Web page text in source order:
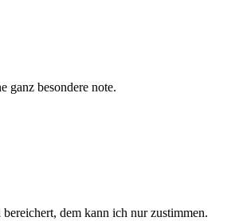
ganz besondere note.
dem kann ich nur zustimmen.